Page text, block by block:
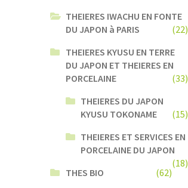
THEIERES IWACHU EN FONTE
DU JAPON à PARIS
(22)
THEIERES KYUSU EN TERRE
DU JAPON ET THEIERES EN
PORCELAINE
(33)
THEIERES DU JAPON
KYUSU TOKONAME
(15)
THEIERES ET SERVICES EN
PORCELAINE DU JAPON
(18)
THES BIO
(62)